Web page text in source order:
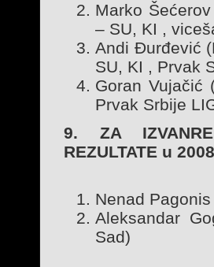
Marko Šećerov
– SU, KI ,
Andi Đurđević
SU, KI , Prvak
Goran Vujačić
Prvak Srbije
9. ZA
REZULTATE u
Nenad Pagonis
Aleksandar
Sad)